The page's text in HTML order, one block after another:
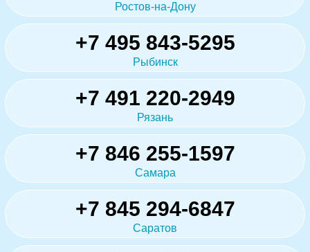
Ростов-на-Дону
+7 495 843-5295
Рыбинск
+7 491 220-2949
Рязань
+7 846 255-1597
Самара
+7 845 294-6847
Саратов